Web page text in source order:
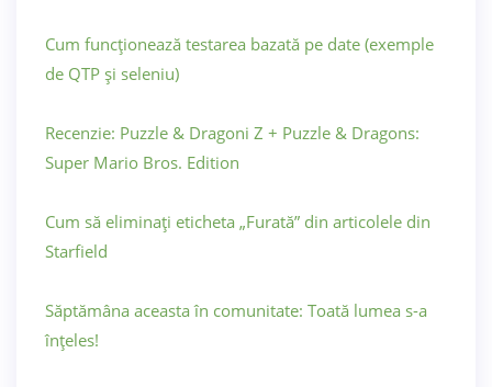
Cum funcționează testarea bazată pe date (exemple
de QTP și seleniu)
Recenzie: Puzzle & Dragoni Z + Puzzle & Dragons:
Super Mario Bros. Edition
Cum să eliminați eticheta „Furată” din articolele din
Starfield
Săptămâna aceasta în comunitate: Toată lumea s-a
înțeles!